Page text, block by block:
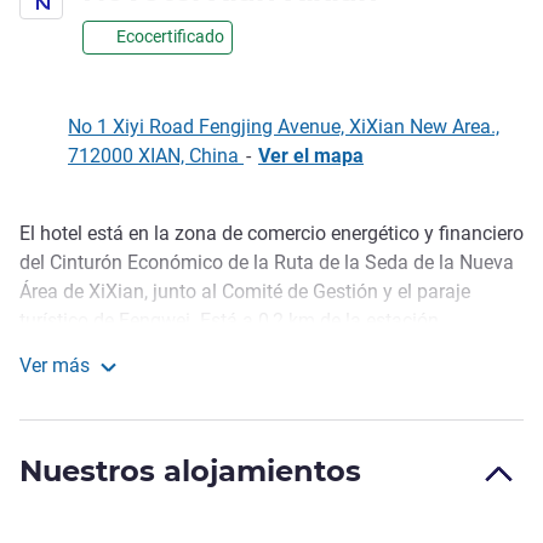
Ecocertificado
No 1 Xiyi Road Fengjing Avenue, XiXian New Area.,
712000 XIAN, China - Ver el mapa
Descripción
El hotel está en la zona de comercio energético y financiero
del Cinturón Económico de la Ruta de la Seda de la Nueva
Área de XiXian, junto al Comité de Gestión y el paraje
coche del aeropuerto de Xi'an Xianyang. Tiene 301
polivalentes, gimnasio abierto las 24 horas y lavandería.
Ver más
Nuestros alojamientos